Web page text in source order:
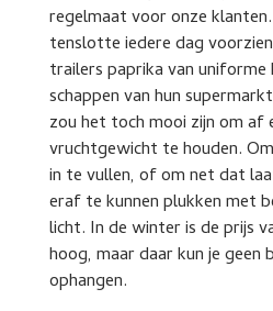
regelmaat voor onze
tenslotte iedere dag
trailers paprika van
schappen van hun
zou het toch mooi zijn om af
vruchtgewicht te houden.
in te vullen, of om net dat
eraf te kunnen plukken met
licht. In de winter is de prijs
hoog, maar daar kun je geen
ophangen.